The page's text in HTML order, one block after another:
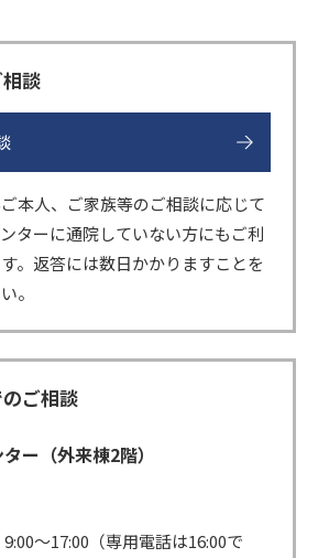
談
本人、ご家族等のご相談に応じて
ターに通院していない方にもご利
。返答には数日かかりますことを
。
ご相談
ー（外来棟2階）
〜17:00（専用電話は16:00で